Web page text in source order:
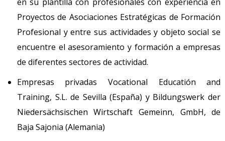
en su plantilla con profesionales con experiencia en
Proyectos de Asociaciones Estratégicas de Formación
Profesional y entre sus actividades y objeto social se
encuentre el asesoramiento y formación a empresas
de diferentes sectores de actividad.
Empresas privadas Vocational Educatión and
Training, S.L. de Sevilla (España) y Bildungswerk der
Niedersächsischen Wirtschaft Gemeinn, GmbH, de
Baja Sajonia (Alemania)